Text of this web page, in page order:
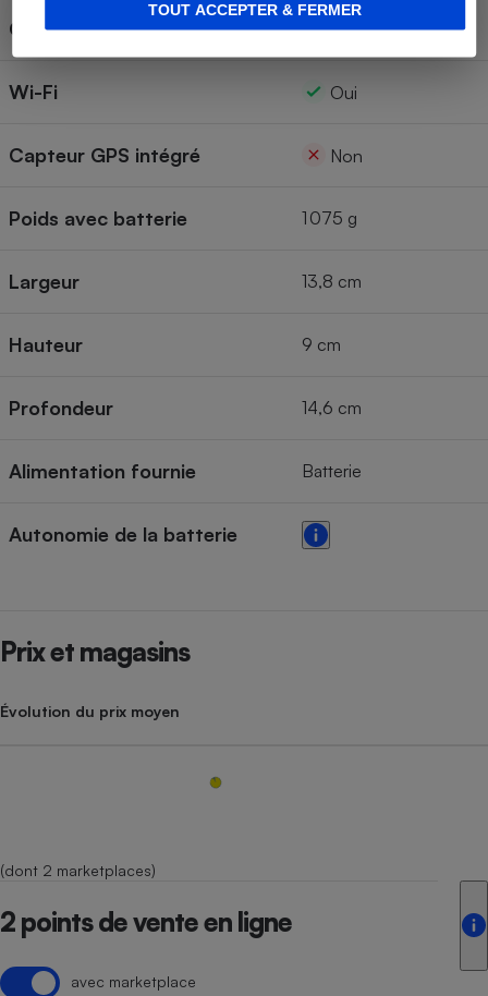
TOUT ACCEPTER & FERMER
Griffe pour flash externe Oui
Wi-Fi Oui
Capteur GPS intégré Non
Poids avec batterie 1 075 g
Largeur 13,8 cm
Hauteur 9 cm
Profondeur 14,6 cm
Alimentation fournie Batterie
Autonomie de la batterie
Prix et magasins
Évolution du prix moyen
(dont 2 marketplaces)
2 points de vente en ligne
avec marketplace